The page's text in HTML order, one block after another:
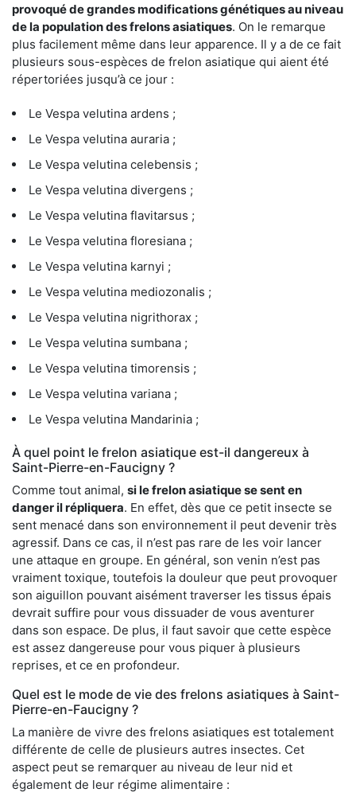
provoqué de grandes modifications génétiques au niveau
de la population des frelons asiatiques. On le remarque
plus facilement même dans leur apparence. Il y a de ce fait
plusieurs sous-espèces de frelon asiatique qui aient été
répertoriées jusqu’à ce jour :
Le Vespa velutina ardens ;
Le Vespa velutina auraria ;
Le Vespa velutina celebensis ;
Le Vespa velutina divergens ;
Le Vespa velutina flavitarsus ;
Le Vespa velutina floresiana ;
Le Vespa velutina karnyi ;
Le Vespa velutina mediozonalis ;
Le Vespa velutina nigrithorax ;
Le Vespa velutina sumbana ;
Le Vespa velutina timorensis ;
Le Vespa velutina variana ;
Le Vespa velutina Mandarinia ;
À quel point le frelon asiatique est-il dangereux à
Saint-Pierre-en-Faucigny ?
Comme tout animal, si le frelon asiatique se sent en
danger il répliquera. En effet, dès que ce petit insecte se
sent menacé dans son environnement il peut devenir très
agressif. Dans ce cas, il n’est pas rare de les voir lancer
une attaque en groupe. En général, son venin n’est pas
vraiment toxique, toutefois la douleur que peut provoquer
son aiguillon pouvant aisément traverser les tissus épais
devrait suffire pour vous dissuader de vous aventurer
dans son espace. De plus, il faut savoir que cette espèce
est assez dangereuse pour vous piquer à plusieurs
reprises, et ce en profondeur.
Quel est le mode de vie des frelons asiatiques à Saint-
Pierre-en-Faucigny ?
La manière de vivre des frelons asiatiques est totalement
différente de celle de plusieurs autres insectes. Cet
aspect peut se remarquer au niveau de leur nid et
également de leur régime alimentaire :